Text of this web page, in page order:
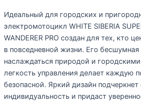
Идеальный для городских и
электромотоцикл WHITE SIBERIA
WANDERER PRO создан для тех, кто
в повседневной жизни. Его бесшумная
наслаждаться природой и
легкость управления делает каждую
безопасной. Яркий дизайн
индивидуальность и придаст